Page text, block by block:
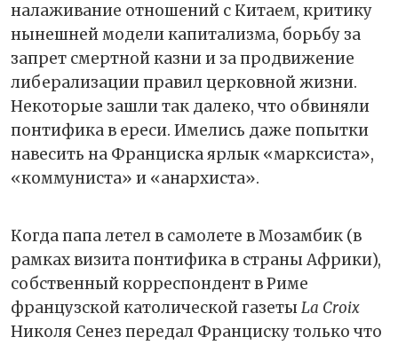
налаживание отношений с Китаем, критику
нынешней модели капитализма, борьбу за
запрет смертной казни и за продвижение
либерализации правил церковной жизни.
Некоторые зашли так далеко, что обвиняли
понтифика в ереси. Имелись даже попытки
навесить на Франциска ярлык «марксиста»,
«коммуниста» и «анархиста».
Когда папа летел в самолете в Мозамбик (в
рамках визита понтифика в страны Африки),
собственный корреспондент в Риме
французской католической газеты La Croix
Николя Сенез передал Франциску только что